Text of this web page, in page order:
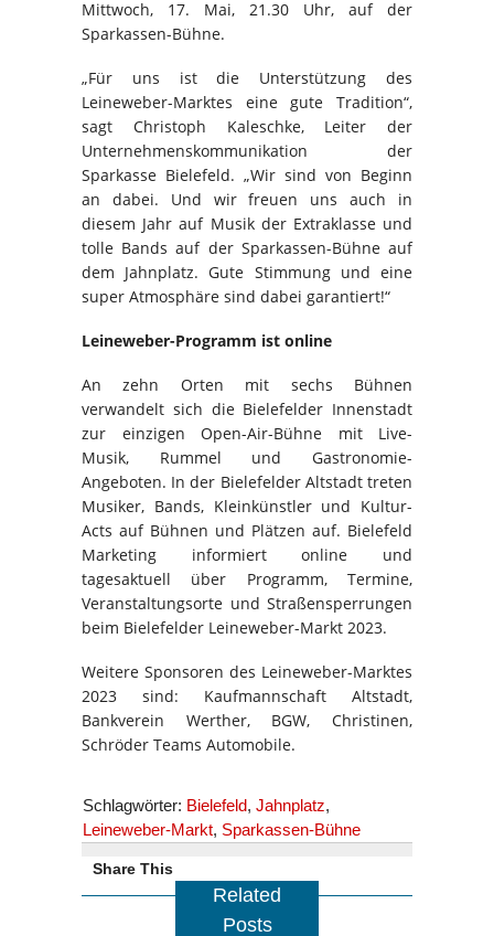
Mittwoch, 17. Mai, 21.30 Uhr, auf der
Sparkassen-Bühne.
„Für uns ist die Unterstützung des
Leineweber-Marktes eine gute Tradition“,
sagt Christoph Kaleschke, Leiter der
Unternehmenskommunikation der
Sparkasse Bielefeld. „Wir sind von Beginn
an dabei. Und wir freuen uns auch in
diesem Jahr auf Musik der Extraklasse und
tolle Bands auf der Sparkassen-Bühne auf
dem Jahnplatz. Gute Stimmung und eine
super Atmosphäre sind dabei garantiert!“
Leineweber-Programm ist online
An zehn Orten mit sechs Bühnen
verwandelt sich die Bielefelder Innenstadt
zur einzigen Open-Air-Bühne mit Live-
Musik, Rummel und Gastronomie-
Angeboten. In der Bielefelder Altstadt treten
Musiker, Bands, Kleinkünstler und Kultur-
Acts auf Bühnen und Plätzen auf. Bielefeld
Marketing informiert online und
tagesaktuell über Programm, Termine,
Veranstaltungsorte und Straßensperrungen
beim Bielefelder Leineweber-Markt 2023.
Weitere Sponsoren des Leineweber-Marktes
2023 sind: Kaufmannschaft Altstadt,
Bankverein Werther, BGW, Christinen,
Schröder Teams Automobile.
Schlagwörter: Bielefeld, Jahnplatz,
Leineweber-Markt, Sparkassen-Bühne
Share This
Related
Posts